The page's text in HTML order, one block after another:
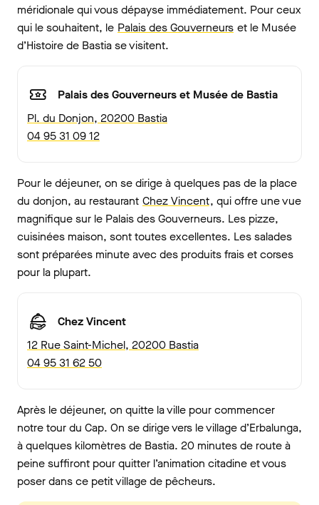
méridionale qui vous dépayse immédiatement. Pour ceux
qui le souhaitent, le Palais des Gouverneurs et le Musée
d’Histoire de Bastia se visitent.
Palais des Gouverneurs et Musée de Bastia
Pl. du Donjon, 20200 Bastia
04 95 31 09 12
Pour le déjeuner, on se dirige à quelques pas de la place
du donjon, au restaurant Chez Vincent, qui offre une vue
magnifique sur le Palais des Gouverneurs. Les pizze,
cuisinées maison, sont toutes excellentes. Les salades
sont préparées minute avec des produits frais et corses
pour la plupart.
Chez Vincent
12 Rue Saint-Michel, 20200 Bastia
04 95 31 62 50
Après le déjeuner, on quitte la ville pour commencer
notre tour du Cap. On se dirige vers le village d’Erbalunga,
à quelques kilomètres de Bastia. 20 minutes de route à
peine suffiront pour quitter l’animation citadine et vous
poser dans ce petit village de pêcheurs.